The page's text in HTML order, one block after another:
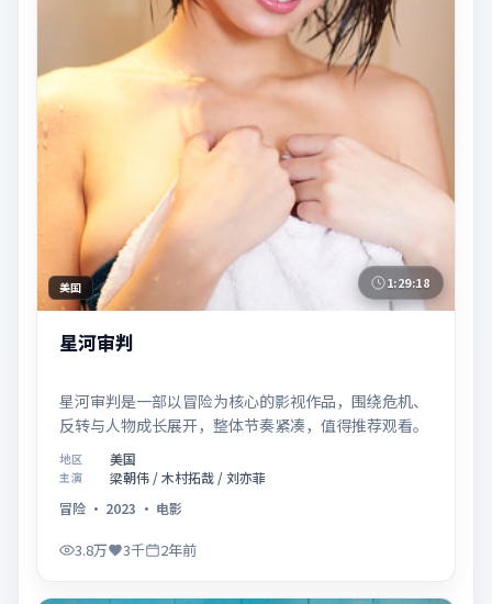
美国 1:29:18
星河审判
星河审判是一部以冒险为核心的影视作品，围绕危机、
反转与人物成长展开，整体节奏紧凑，值得推荐观看。
地区 美国
主演
梁朝伟 / 木村拓哉 / 刘亦菲
冒险 · 2023 · 电影
3.8万 3千 2年前